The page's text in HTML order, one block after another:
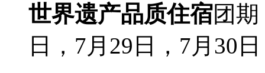
世界遗产品质住宿团
日，7月29日，7月30